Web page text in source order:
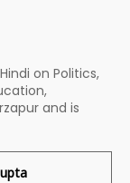
on Politics,
and is